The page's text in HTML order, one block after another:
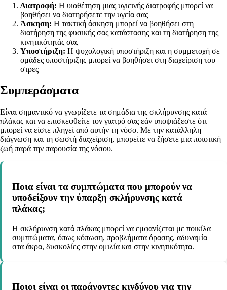
Διατροφή: Η υιοθέτηση μιας υγιεινής διατροφής μπορεί να
βοηθήσει να διατηρήσετε την υγεία σας
Άσκηση: Η τακτική άσκηση μπορεί να βοηθήσει στη
διατήρηση της φυσικής σας κατάστασης και τη διατήρηση της
κινητικότητάς σας
Υποστήριξη: Η ψυχολογική υποστήριξη και η συμμετοχή σε
ομάδες υποστήριξης μπορεί να βοηθήσει στη διαχείριση του
στρες
Συμπεράσματα
Είναι σημαντικό να γνωρίζετε τα σημάδια της σκλήρυνσης κατά
πλάκας και να επισκεφθείτε τον γιατρό σας εάν υποψιάζεστε ότι
μπορεί να είστε πληγεί από αυτήν τη νόσο. Με την κατάλληλη
διάγνωση και τη σωστή διαχείριση, μπορείτε να ζήσετε μια ποιοτική
ζωή παρά την παρουσία της νόσου.
Ποια είναι τα συμπτώματα που μπορούν να
υποδείξουν την ύπαρξη σκλήρυνσης κατά
πλάκας;
Η σκλήρυνση κατά πλάκας μπορεί να εμφανίζεται με ποικίλα
συμπτώματα, όπως κόπωση, προβλήματα όρασης, αδυναμία
στα άκρα, δυσκολίες στην ομιλία και στην κινητικότητα.
Ποιοι είναι οι παράγοντες κινδύνου για την